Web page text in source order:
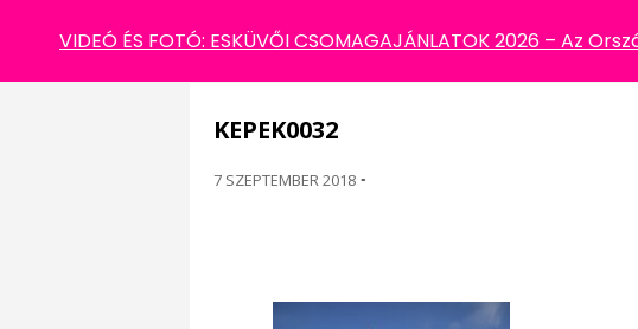
KEPEK0032
7 SZEPTEMBER 2018 -
VIDEÓ ÉS FOTÓ: ESKÜVŐI CSOMAGAJÁNLATOK 2026 – Az